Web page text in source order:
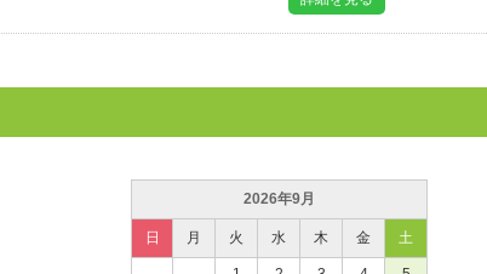
2026年9月
日 月 火 水 木 金 土